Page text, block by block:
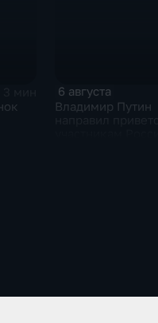
6 августа
Владимир Путин